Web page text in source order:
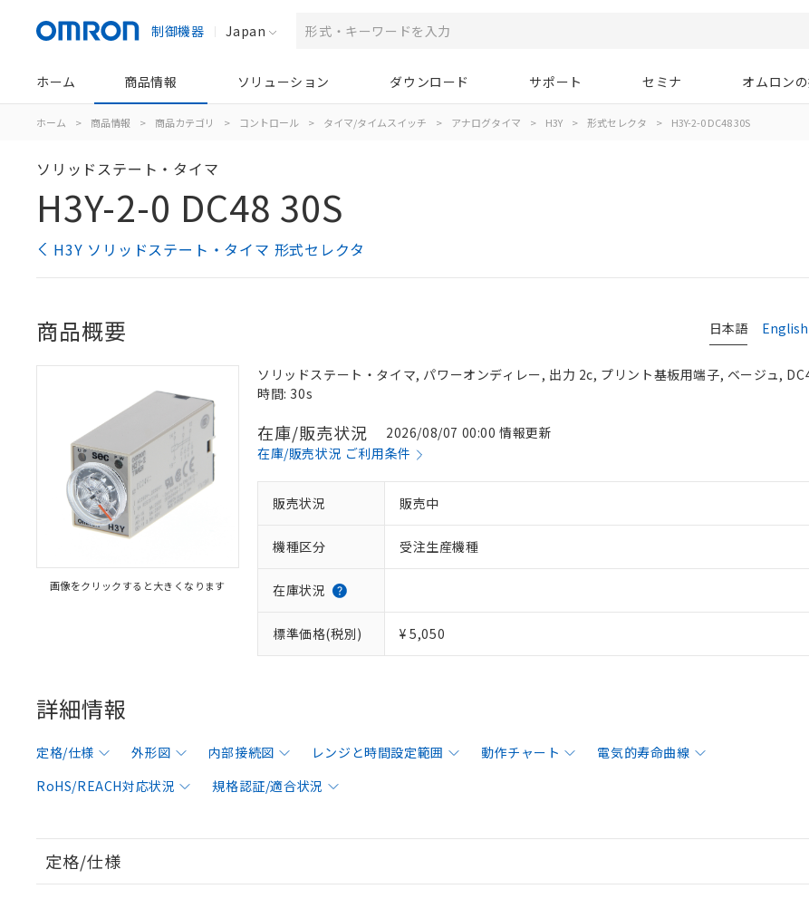
制御機器 Japan
ホーム 商品情報 ソリューション ダウンロード サポート セミナ オムロン
ホーム > 商品情報 > 商品カテゴリ > コントロール > タイマ/タイムスイッチ > アナログタイマ > H3Y > 形式セレクタ > H3Y-2-0 DC48 30S
ソリッドステート・タイマ
H3Y-2-0 DC48 30S
H3Y ソリッドステート・タイマ 形式セレクタ
日本語 English
商品概要
画像をクリックすると大きくなります
ソリッドステート・タイマ, パワーオンディレー, 出力 2c, プリント基板用端子, ベージュ,
時間: 30s
在庫/販売状況
2026/08/07 00:00 情報更新
在庫/販売状況 ご利用条件
販売状況 販売中
機種区分 受注生産機種
在庫状況
標準価格(税別) ¥ 5,050
詳細情報
定格/仕様 外形図 内部接続図 レンジと時間設定範囲 動作チャート
電気的寿命曲線
RoHS/REACH対応状況
規格認証/適合状況
定格/仕様